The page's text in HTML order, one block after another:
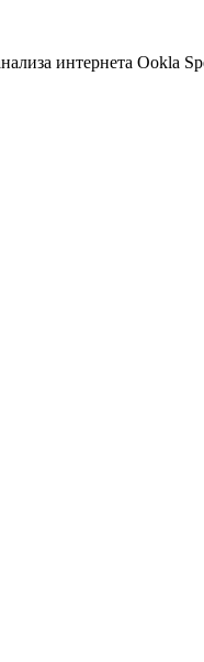
интернета Ookla